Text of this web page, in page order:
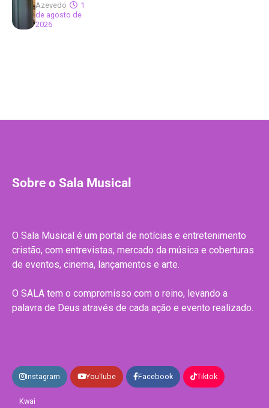
Azevedo
1
de agosto de
2026
Sobre o Sala Musical
O Sala Musical é um portal de notícias e entretenimento
cristão, com entrevistas, mercado da música e coberturas
de eventos, cinema, lançamentos e arte.
O SALA tem o compromisso com o reino, levando a
palavra de Deus através de cada ação e evento realizado.
Instagram YouTube Facebook Tiktok
Kwai